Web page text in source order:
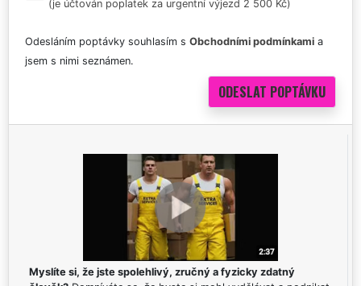
(je účtován poplatek za urgentní výjezd 2 500 Kč)
Odesláním poptávky souhlasím s Obchodními podmínkami a
jsem s nimi seznámen.
Myslíte si, že jste spolehlivý, zručný a fyzicky zdatný